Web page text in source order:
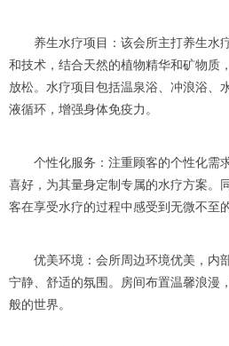
养生水疗项目：该会所主打养生水
和技术，结合天然的植物精华和矿物质
放松。水疗项目包括温泉浴、冲浪浴、
液循环，增强身体免疫力。
个性化服务：注重顾客的个性化需
喜好，为其量身定制专属的水疗方案。
客在享受水疗的过程中感受到无微不至
优美环境：会所周边环境优美，内
宁静、舒适的氛围。房间布置温馨浪漫
般的世界。